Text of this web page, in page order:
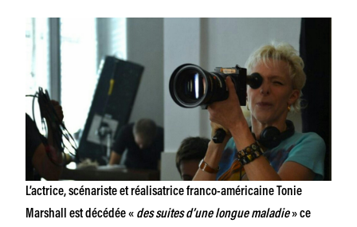
L’actrice, scénariste et réalisatrice franco-américaine Tonie
Marshall est décédée « des suites d’une longue maladie» ce